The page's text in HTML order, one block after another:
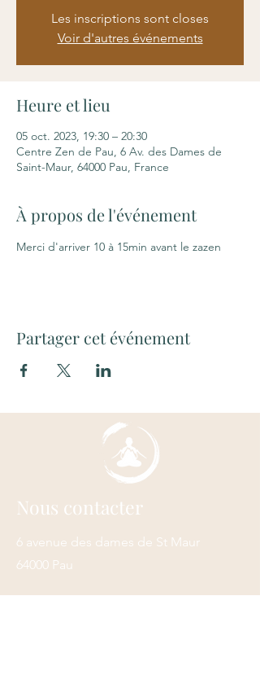
Les inscriptions sont closes
Voir d'autres événements
Heure et lieu
05 oct. 2023, 19:30 – 20:30
Centre Zen de Pau, 6 Av. des Dames de
Saint-Maur, 64000 Pau, France
À propos de l'événement
Merci d'arriver 10 à 15min avant le zazen
Partager cet événement
Nous contacter
6 avenue des dames de St Maur
64000 Pau